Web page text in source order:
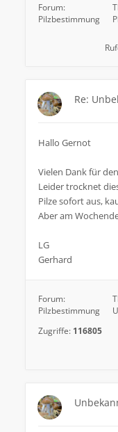
Forum:
Pilzbestimmung
Re:
Hallo Gernot
Vielen Dank für
Leider trocknet
Pilze sofort aus,
Aber am
LG
Gerhard
Forum:
Pilzbestimmung
Zugriffe: 116805